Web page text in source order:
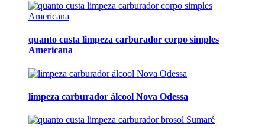
quanto custa limpeza carburador corpo simples
Americana
limpeza carburador álcool Nova Odessa